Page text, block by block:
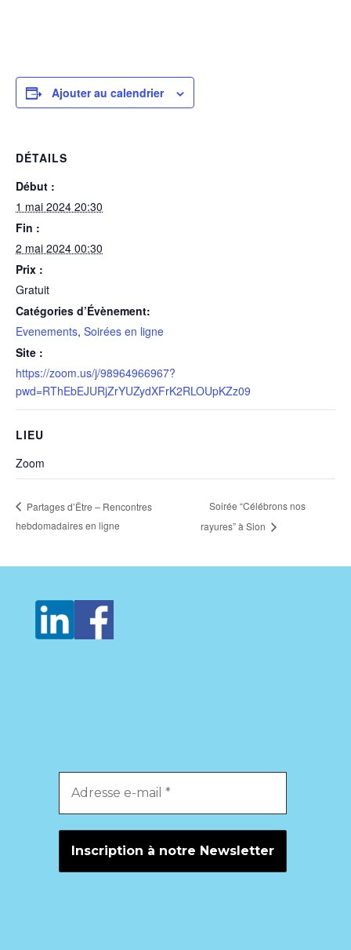
Ajouter au calendrier
DÉTAILS
Début :
1 mai 2024 20:30
Fin :
2 mai 2024 00:30
Prix :
Gratuit
Catégories d’Évènement:
Evenements, Soirées en ligne
Site :
https://zoom.us/j/98964966967?
pwd=RThEbEJURjZrYUZydXFrK2RLOUpKZz09
LIEU
Zoom
Partages d’Être – Rencontres
hebdomadaires en ligne
Soirée “Célébrons nos
rayures” à Sion